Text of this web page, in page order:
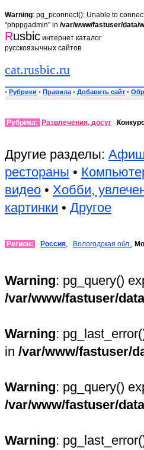
Warning: pg_pconnect(): Unable to
"phppgadmin" in /var/www/fastuser/data/
Rusbic интернет каталог
русскоязычных сайтов
cat.rusbic.ru
• Рубрики • Правила • Добавить сайт •
Рубрика: Развлечения, досуг
Другие разделы:
рестораны •
видео • Хобби,
картинки • Другое
Регион: Россия, Вологодская обл.,
Warning: pg_query()
/var/www/fastuser/
Warning:
in /var/www/fastuser/
Warning: pg_query()
/var/www/fastuser/
Warning: